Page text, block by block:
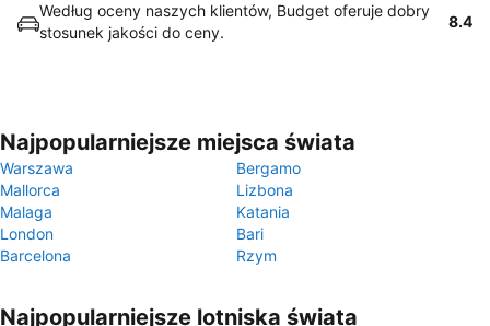
Według oceny naszych klientów, Budget oferuje dobry
stosunek jakości do ceny.
8.4
Najpopularniejsze miejsca świata
Warszawa
Bergamo
Mallorca
Lizbona
Malaga
Katania
London
Bari
Barcelona
Rzym
Najpopularniejsze lotniska świata